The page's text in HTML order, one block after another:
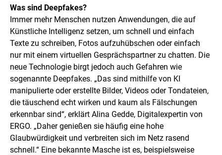
Was sind Deepfakes?
Immer mehr Menschen nutzen Anwendungen, die auf
Künstliche Intelligenz setzen, um schnell und einfach
Texte zu schreiben, Fotos aufzuhübschen oder einfach
nur mit einem virtuellen Gesprächspartner zu chatten. Die
neue Technologie birgt jedoch auch Gefahren wie
sogenannte Deepfakes. „Das sind mithilfe von KI
manipulierte oder erstellte Bilder, Videos oder Tondateien,
die täuschend echt wirken und kaum als Fälschungen
erkennbar sind“, erklärt Alina Gedde, Digitalexpertin von
ERGO. „Daher genießen sie häufig eine hohe
Glaubwürdigkeit und verbreiten sich im Netz rasend
schnell.“ Eine bekannte Masche ist es, beispielsweise